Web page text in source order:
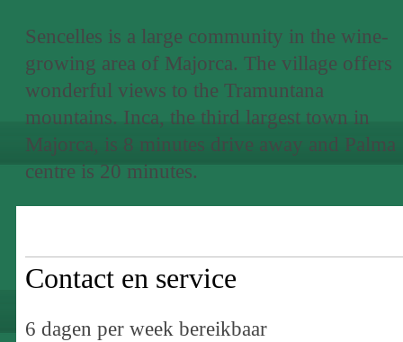
Sencelles is a large community in the wine-
growing area of Majorca. The village offers
wonderful views to the Tramuntana
mountains. Inca, the third largest town in
Majorca, is 8 minutes drive away and Palma
centre is 20 minutes.
Contact en service
6 dagen per week bereikbaar